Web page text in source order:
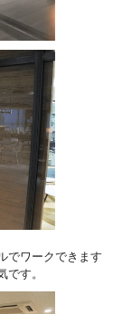
でワークできます
す。